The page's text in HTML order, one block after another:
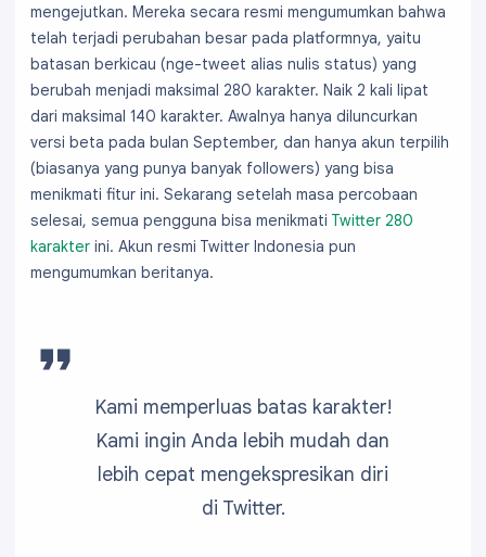
mengejutkan. Mereka secara resmi mengumumkan bahwa
telah terjadi perubahan besar pada platformnya, yaitu
batasan berkicau (nge-tweet alias nulis status) yang
berubah menjadi maksimal 280 karakter. Naik 2 kali lipat
dari maksimal 140 karakter. Awalnya hanya diluncurkan
versi beta pada bulan September, dan hanya akun terpilih
(biasanya yang punya banyak followers) yang bisa
menikmati fitur ini. Sekarang setelah masa percobaan
selesai, semua pengguna bisa menikmati Twitter 280
karakter ini. Akun resmi Twitter Indonesia pun
mengumumkan beritanya.
Kami memperluas batas karakter!
Kami ingin Anda lebih mudah dan
lebih cepat mengekspresikan diri
di Twitter.